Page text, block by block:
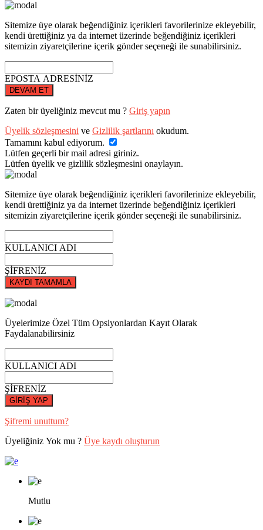
Sitemize üye olarak beğendiğiniz içerikleri favorilerinize ekleyebilir,
kendi ürettiğiniz ya da internet üzerinde beğendiğiniz içerikleri
sitemizin ziyaretçilerine içerik gönder seçeneği ile sunabilirsiniz.
EPOSTA ADRESİNİZ
DEVAM ET
Zaten bir üyeliğiniz mevcut mu ? Giriş yapın
Üyelik sözleşmesini ve Gizlilik şartlarını okudum.
Tamamını kabul ediyorum.
Lütfen geçerli bir mail adresi giriniz.
Lütfen üyelik ve gizlilik sözleşmesini onaylayın.
Sitemize üye olarak beğendiğiniz içerikleri favorilerinize ekleyebilir,
kendi ürettiğiniz ya da internet üzerinde beğendiğiniz içerikleri
sitemizin ziyaretçilerine içerik gönder seçeneği ile sunabilirsiniz.
KULLANICI ADI
ŞİFRENİZ
KAYDI TAMAMLA
Üyelerimize Özel Tüm Opsiyonlardan Kayıt Olarak
Faydalanabilirsiniz
KULLANICI ADI
ŞİFRENİZ
GİRİŞ YAP
Şifremi unuttum?
Üyeliğiniz Yok mu ? Üye kaydı oluşturun
Mutlu